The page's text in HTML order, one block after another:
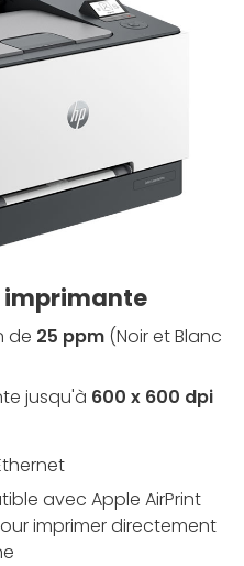
imprimante
de 25 ppm (Noir et Blanc
jusqu'à 600 x 600 dpi
avec Apple AirPrint
imprimer directement